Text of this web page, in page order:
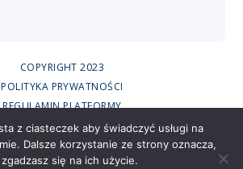
COPYRIGHT 2023
POLITYKA PRYWATNOŚCI
REGULAMIN PLATFORMY
REGULAMIN SZKOLEŃ
SZKOLEŃ ONLINE
RODO
z ciasteczek aby świadczyć usługi na
Dalsze korzystanie ze strony oznacza,
się na ich użycie.